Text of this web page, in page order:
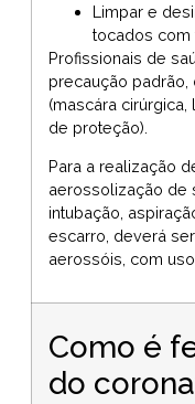
Limpar e
tocados com
Profissionais de
precaução
(mascára
de proteção).
Para a realização
aerossolização de
intubação,
escarro, deverá
aerossóis, com
Como é
do